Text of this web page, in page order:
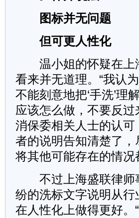
图标并无问题
但可更人性化
温小姐的怀疑在上
看来并无道理。“我认
不能刻意地把‘手洗’理
应该怎么做，不要反
消保委相关人士的认
者的说明告知清楚了
将其他可能存在的情
不过上海盛联律师
纷的洗标文字说明从
在人性化上做得更好。